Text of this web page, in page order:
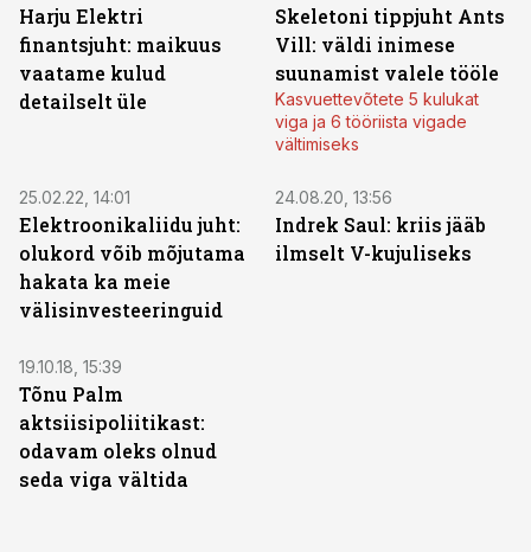
Harju Elektri
finantsjuht: maikuus
vaatame kulud
detailselt üle
Skeletoni tippjuht Ants
Vill: väldi inimese
suunamist valele tööle
Kasvuettevõtete 5 kulukat
viga ja 6 tööriista vigade
vältimiseks
25.02.22, 14:01
Elektroonikaliidu juht:
olukord võib mõjutama
hakata ka meie
välisinvesteeringuid
24.08.20, 13:56
Indrek Saul: kriis jääb
ilmselt V-kujuliseks
19.10.18, 15:39
Tõnu Palm
aktsiisipoliitikast:
odavam oleks olnud
seda viga vältida